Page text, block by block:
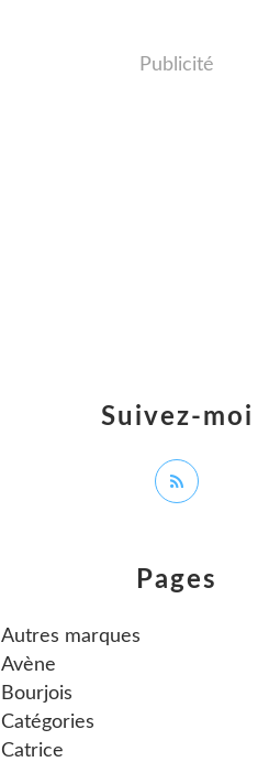
Pages
Autres marques
Avène
Bourjois
Catégories
Catrice
Suivez-moi
Publicité